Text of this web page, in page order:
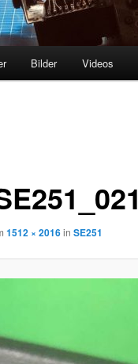
Bilder Videos
1512 × 2016in SE251